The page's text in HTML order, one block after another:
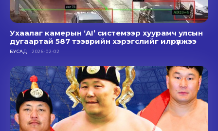
Ухаалаг камерын ‘AI’ системээр хуурамч улсын
дугаартай 587 тээврийн хэрэгслийг илрүүлжээ
БУСАД 2026-02-02